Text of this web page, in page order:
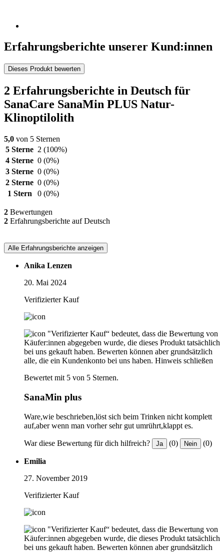
Erfahrungsberichte unserer Kund:innen
Dieses Produkt bewerten
2 Erfahrungsberichte in Deutsch für
SanaCare SanaMin PLUS Natur-
Klinoptilolith
5,0 von 5 Sternen
5 Sterne 2 (100%)
4 Sterne 0 (0%)
3 Sterne 0 (0%)
2 Sterne 0 (0%)
1 Stern
0 (0%)
2 Bewertungen
2 Erfahrungsberichte auf Deutsch
Alle Erfahrungsberichte anzeigen
Anika Lenzen
20. Mai 2024
Verifizierter Kauf
"Verifizierter Kauf“ bedeutet, dass die Bewertung von
Käufer:innen abgegeben wurde, die dieses Produkt tatsächlich
bei uns gekauft haben. Bewerten können aber grundsätzlich
alle, die ein Kundenkonto bei uns haben. Hinweis schließen
Bewertet mit 5 von 5 Sternen.
SanaMin plus
Ware,wie beschrieben,löst sich beim Trinken nicht komplett
auf,aber wenn man vorher sehr gut umrührt,klappt es.
War diese Bewertung für dich hilfreich? Ja (0) Nein (0)
Emilia
27. November 2019
Verifizierter Kauf
"Verifizierter Kauf“ bedeutet, dass die Bewertung von
Käufer:innen abgegeben wurde, die dieses Produkt tatsächlich
bei uns gekauft haben. Bewerten können aber grundsätzlich